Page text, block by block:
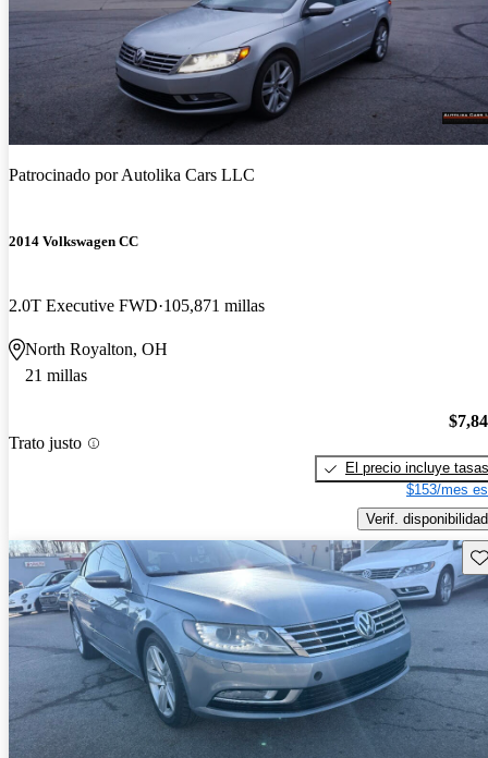
Patrocinado porAutolika Cars LLC
2014 Volkswagen CC
2.0T Executive FWD 105,871 millas
North Royalton, OH
21 millas
Trato justo
El precio incluye tasas
$153/mes
Verif. disponibilidad